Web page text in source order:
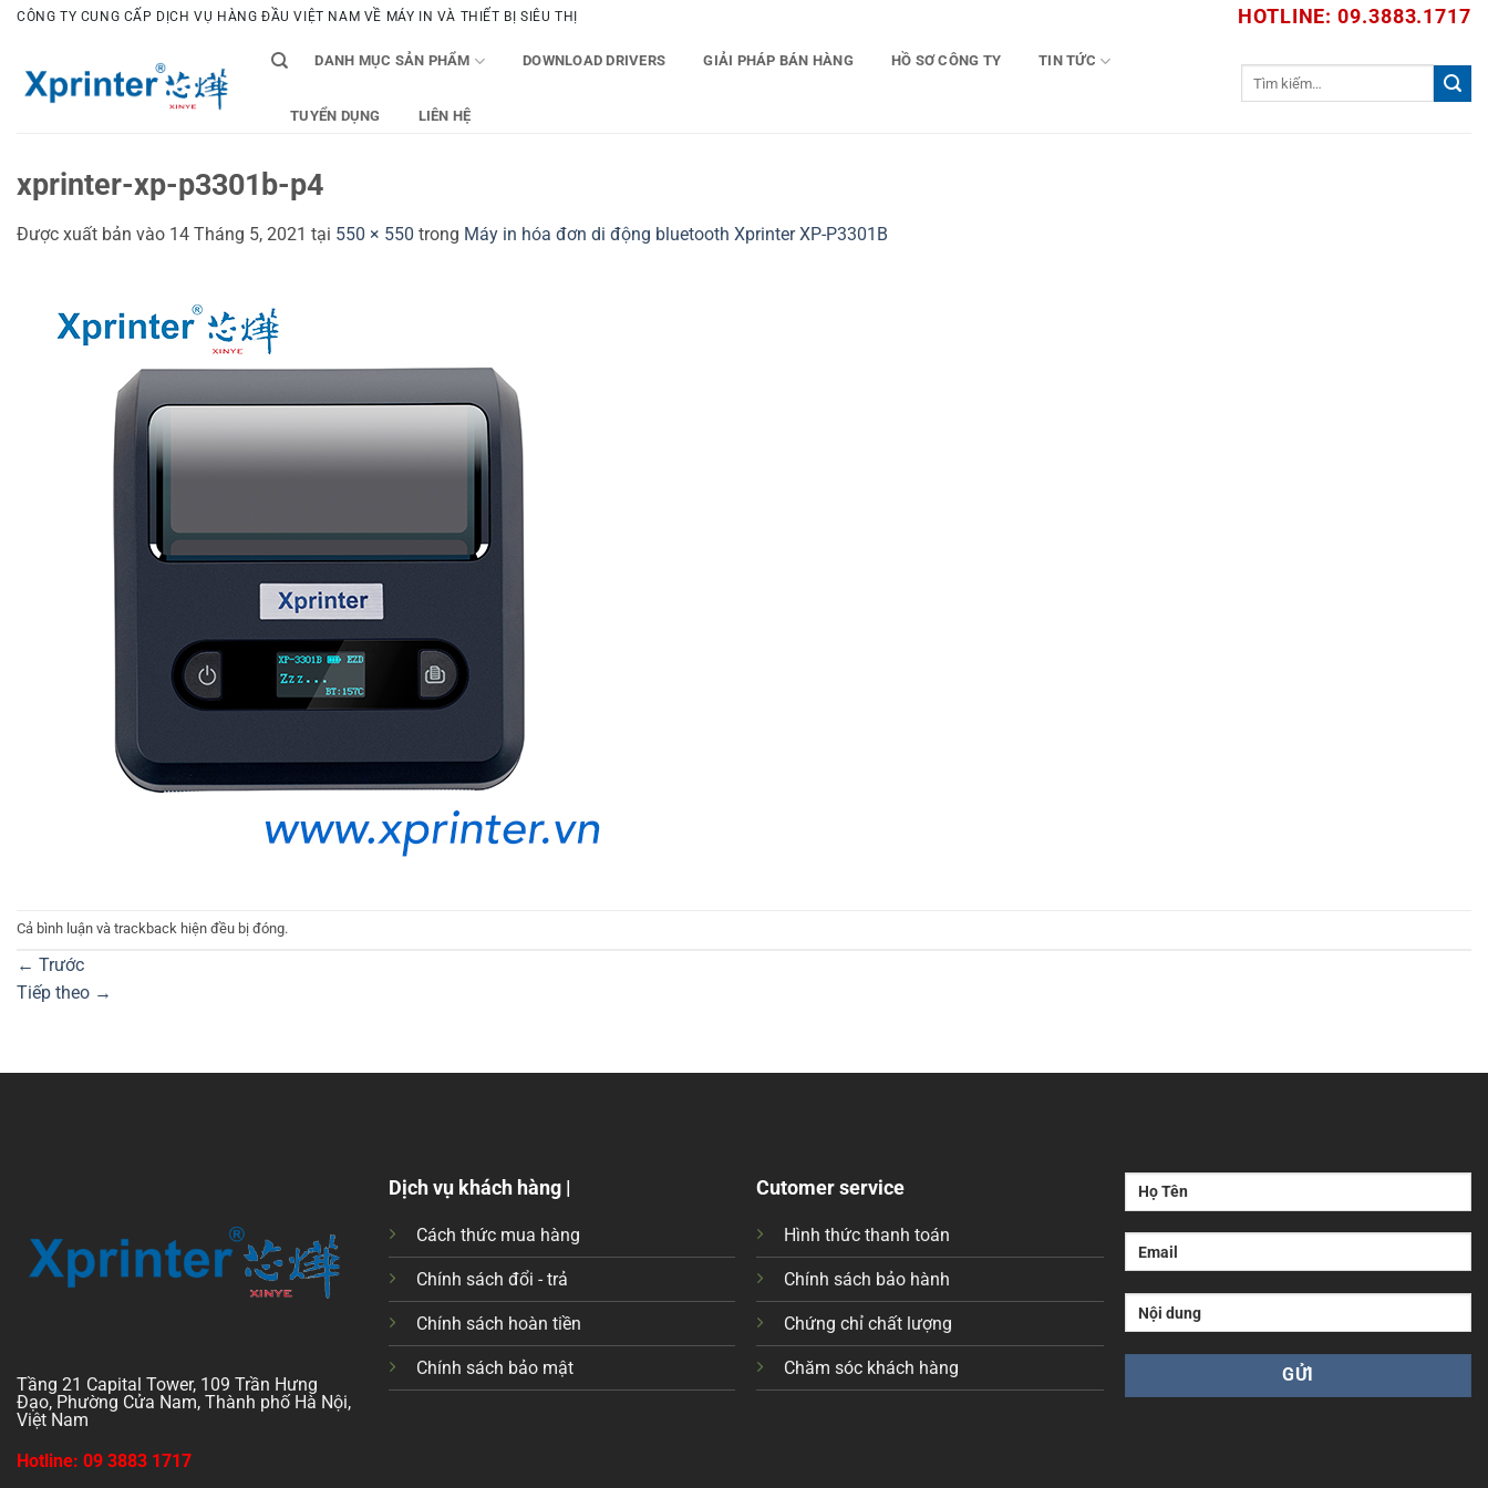
Bỏ
dung
CÔNG TY CUNG CẤP DỊCH VỤ HÀNG ĐẦU VIỆT NAM VỀ MÁY IN VÀ THIẾT BỊ SIÊU THỊ HOTLINE: 09.3883.1717
DANH MỤC SẢN PHẨM DOWNLOAD DRIVERS GIẢI PHÁP BÁN HÀNG HỒ SƠ CÔNG TY TIN TỨC
TUYỂN DỤNG LIÊN HỆ
xprinter-xp-p3301b-p4
Được xuất bản vào 14 Tháng 5, 2021 tại 550 × 550 trong Máy in hóa đơn di động bluetooth Xprinter XP-P3301B
Cả bình luận và trackback hiện đều bị đóng.
← Trước
Tiếp theo →
Tầng 21 Capital Tower, 109 Trần Hưng
Đạo, Phường Cửa Nam, Thành phố Hà Nội,
Việt Nam
Hotline: 09 3883 1717
Dịch vụ khách hàng |
Cách thức mua hàng
Chính sách đổi - trả
Chính sách hoàn tiền
Chính sách bảo mật
Cutomer service
Hình thức thanh toán
Chính sách bảo hành
Chứng chỉ chất lượng
Chăm sóc khách hàng